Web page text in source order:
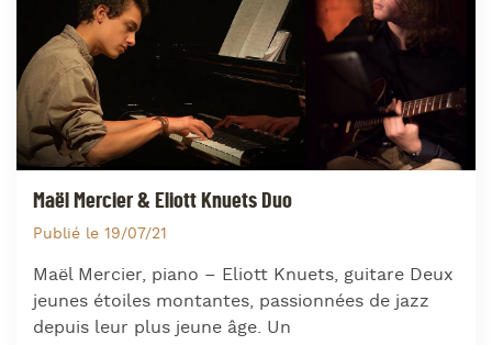
Maël Mercier & Eliott Knuets Duo
Publié le 19/07/21
Maël Mercier, piano – Eliott Knuets, guitare Deux
jeunes étoiles montantes, passionnées de jazz
depuis leur plus jeune âge. Un